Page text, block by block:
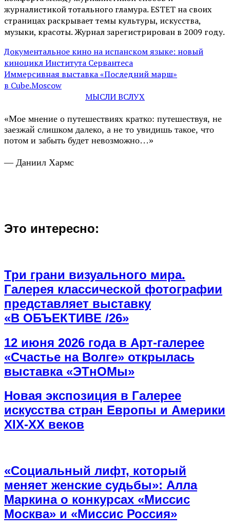
журналистикой тотального гламура. ESTET на своих
страницах раскрывает темы культуры, искусства,
музыки, красоты. Журнал зарегистрирован в 2009 году.
Документальное кино на испанском языке: новый
киноцикл Института Сервантеса
Иммерсивная выставка «Последний марш»
в Cube.Moscow
МЫСЛИ ВСЛУХ
«Мое мнение о путешествиях кратко: путешествуя, не
заезжай слишком далеко, а не то увидишь такое, что
потом и забыть будет невозможно…»
— Даниил Хармс
Это интересно:
Три грани визуального мира.
Галерея классической фотографии
представляет выставку
«В ОБЪЕКТИВЕ /26»
12 июня 2026 года в Арт-галерее
«Счастье на Волге» открылась
выставка «ЭТнОМы»
Новая экспозиция в Галерее
искусства стран Европы и Америки
XIX-XX веков
«Социальный лифт, который
меняет женские судьбы»: Алла
Маркина о конкурсах «Миссис
Москва» и «Миссис Россия»